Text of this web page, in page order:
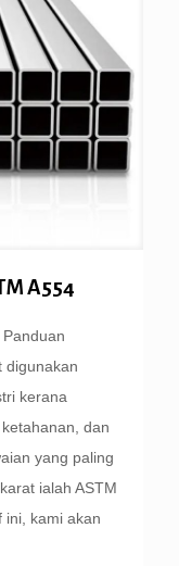
A554
digunakan
kerana
dan
yang paling
ialah ASTM
ini, kami akan